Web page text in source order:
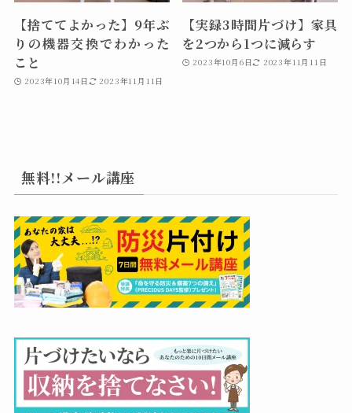
【捨ててよかった】9年ぶ
りの機器交換でわかった
こと
2023年10月14日 2023年11月11日
【実録3時間片づけ】家具
を2つから1つに減らす
2023年10月6日 2023年11月11日
無料!!メール講座